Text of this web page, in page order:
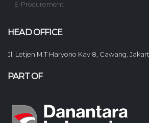
E-Procurement
HEAD OFFICE
Jl. Letjen M.T Haryono Kav 8, Cawang.
PART OF